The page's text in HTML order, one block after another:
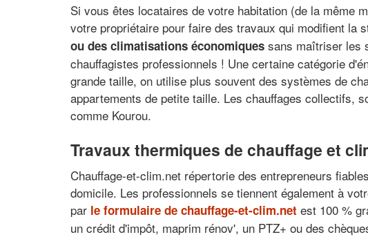
Si vous êtes locataires de votre habitation (de la même
votre propriétaire pour faire des travaux qui modifient la
ou des climatisations économiques sans maîtriser les
chauffagistes professionnels ! Une certaine catégorie
grande taille, on utilise plus souvent des systèmes de
appartements de petite taille. Les chauffages collectifs,
comme Kourou.
Travaux thermiques de chauffage et
Chauffage-et-clim.net répertorie des entrepreneurs
domicile. Les professionnels se tiennent également à
par le formulaire de chauffage-et-clim.net est 100 %
un crédit d'impôt, maprim rénov', un PTZ+ ou des